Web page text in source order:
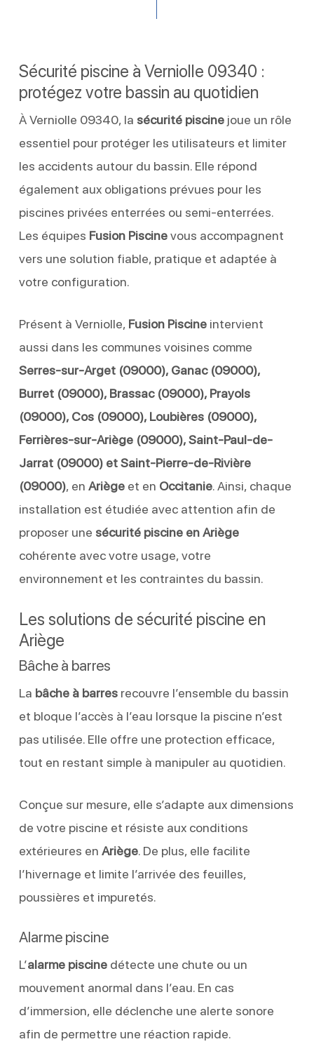
Sécurité piscine à Verniolle 09340 :
protégez votre bassin au quotidien
À Verniolle 09340, la sécurité piscinejoue un rôle
essentiel pour protéger les utilisateurs et limiter
les accidents autour du bassin. Elle répond
également aux obligations prévues pour les
piscines privées enterrées ou semi-enterrées.
Les équipes Fusion Piscinevous accompagnent
vers une solution fiable, pratique et adaptée à
votre configuration.
Présent à Verniolle, Fusion Piscineintervient
aussi dans les communes voisines comme
Serres-sur-Arget (09000), Ganac (09000),
Burret (09000), Brassac (09000), Prayols
(09000), Cos (09000), Loubières (09000),
Ferrières-sur-Ariège (09000), Saint-Paul-de-
Jarrat (09000) et Saint-Pierre-de-Rivière
(09000), en Ariègeet en Occitanie. Ainsi, chaque
installation est étudiée avec attention afin de
proposer une sécurité piscine en Ariège
cohérente avec votre usage, votre
environnement et les contraintes du bassin.
Les solutions de sécurité piscine en
Ariège
Bâche à barres
La bâche à barresrecouvre l’ensemble du bassin
et bloque l’accès à l’eau lorsque la piscine n’est
pas utilisée. Elle offre une protection efficace,
tout en restant simple à manipuler au quotidien.
Conçue sur mesure, elle s’adapte aux dimensions
de votre piscine et résiste aux conditions
extérieures en Ariège. De plus, elle facilite
l’hivernage et limite l’arrivée des feuilles,
poussières et impuretés.
Alarme piscine
L’alarme piscinedétecte une chute ou un
mouvement anormal dans l’eau. En cas
d’immersion, elle déclenche une alerte sonore
afin de permettre une réaction rapide.